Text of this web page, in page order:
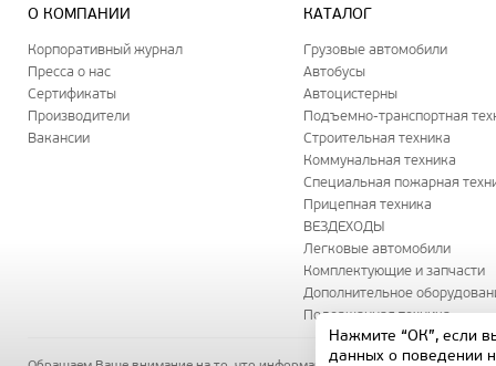
О КОМПАНИИ
Корпоративный журнал
Пресса о нас
Сертификаты
Производители
Вакансии
КАТАЛОГ
Грузовые автомобили
Автобусы
Автоцистерны
Подъемно-транспортная
Строительная техника
Коммунальная техника
Специальная пожарная
Прицепная техника
ВЕЗДЕХОДЫ
Легковые автомобили
Комплектующие и запчасти
Дополнительное
Подержанная техника
Нажмите “ОК”, если
данных о поведении